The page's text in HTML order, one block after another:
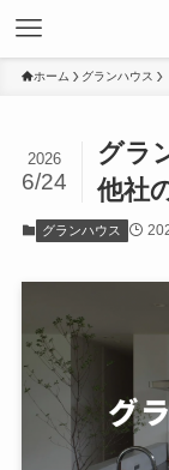
ホーム グランハウス
グラ
他社
2026
6/24
グランハウス